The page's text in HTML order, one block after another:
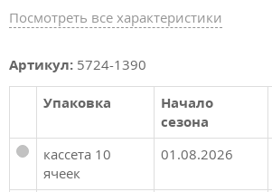
Посмотреть все характеристики
Артикул: 5724-1390
Упаковка
Начало
сезона
кассета 10
ячеек
01.08.2026